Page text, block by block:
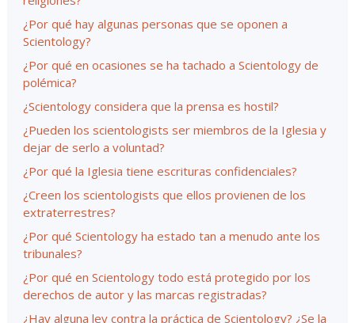
¿Por qué hay algunas personas que se oponen a
Scientology?
¿Por qué en ocasiones se ha tachado a Scientology de
polémica?
¿Scientology considera que la prensa es hostil?
¿Pueden los scientologists ser miembros de la Iglesia y
dejar de serlo a voluntad?
¿Por qué la Iglesia tiene escrituras confidenciales?
¿Creen los scientologists que ellos provienen de los
extraterrestres?
¿Por qué Scientology ha estado tan a menudo ante los
tribunales?
¿Por qué en Scientology todo está protegido por los
derechos de autor y las marcas registradas?
¿Hay alguna ley contra la práctica de Scientology? ¿Se la